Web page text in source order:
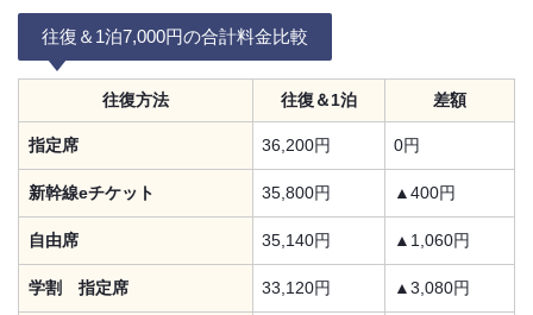
往復＆1泊7,000円の合計料金比較
往復方法 往復＆1泊 差額
指定席 36,200円 0円
新幹線eチケット 35,800円 ▲400円
自由席 35,140円 ▲1,060円
学割 指定席 33,120円 ▲3,080円